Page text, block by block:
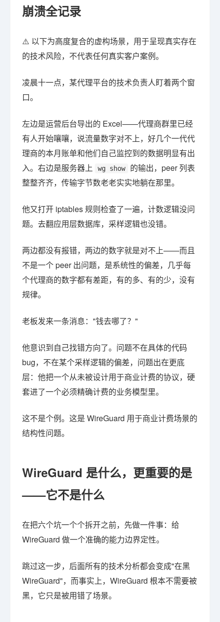
崩溃全记录
⚠️ 以下为高度复合的虚构场景，用于呈现真实存在
的技术风险，不代表任何真实客户案例。
凌晨十一点，某代理平台的技术负责人盯着两个窗
口。
左边是运营后台导出的 Excel——代理商群里已经
有人开始嚷嚷，说流量数字对不上，好几个一代代
理商的本月账单和他们自己监控到的数据明显有出
入。右边是服务器上
wg show
的输出，peer 列表
整整齐齐，传输字节数老老实实地躺在那里。
他又打开 iptables 规则检查了一遍，计数逻辑没问
题。去翻应用层数据库，采样逻辑也没错。
两边都没有报错，两边的数字就是对不上——而且
不是一个 peer 出问题，是系统性的偏差，几乎每
个代理商的数字都有差距，有的多、有的少，没有
规律。
老板发来一条消息："钱去哪了？"
他意识到自己找错方向了。问题不在具体的代码
bug，不在某个采样逻辑的偏差，问题出在更底
层：他把一个从未被设计用于商业计费的协议，硬
套进了一个必须精确计费的业务模型里。
这不是个例。这是 WireGuard 用于商业计费场景的
结构性问题。
WireGuard 是什么，更重要的是
——它不是什么
在把六个坑一个个拆开之前，先做一件事：给
WireGuard 做一个准确的能力边界定性。
跳过这一步，后面所有的技术分析都会变成"在黑
WireGuard"，而事实上，WireGuard 根本不需要被
黑，它只是被用错了场景。